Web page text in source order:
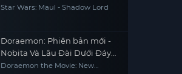
Star Wars: Maul - Shadow Lord
Doraemon: Phiên bản mới -
Nobita Và Lâu Đài Dưới Đáy
Biển
Doraemon the Movie: New